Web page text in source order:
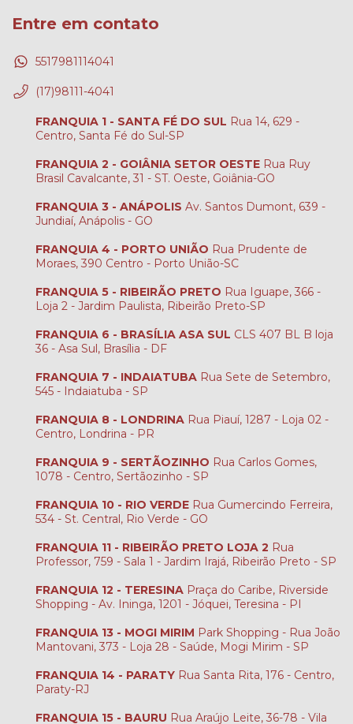
Entre em contato
5517981114041
(17)98111-4041
FRANQUIA 1 - SANTA FÉ DO SUL Rua 14, 629 -
Centro, Santa Fé do Sul-SP
FRANQUIA 2 - GOIÂNIA SETOR OESTE Rua Ruy
Brasil Cavalcante, 31 - ST. Oeste, Goiânia-GO
FRANQUIA 3 - ANÁPOLIS Av. Santos Dumont, 639 -
Jundiaí, Anápolis - GO
FRANQUIA 4 - PORTO UNIÃO Rua Prudente de
Moraes, 390 Centro - Porto União-SC
FRANQUIA 5 - RIBEIRÃO PRETO Rua Iguape, 366 -
Loja 2 - Jardim Paulista, Ribeirão Preto-SP
FRANQUIA 6 - BRASÍLIA ASA SUL CLS 407 BL B loja
36 - Asa Sul, Brasília - DF
FRANQUIA 7 - INDAIATUBA Rua Sete de Setembro,
545 - Indaiatuba - SP
FRANQUIA 8 - LONDRINA Rua Piauí, 1287 - Loja 02 -
Centro, Londrina - PR
FRANQUIA 9 - SERTÃOZINHO Rua Carlos Gomes,
1078 - Centro, Sertãozinho - SP
FRANQUIA 10 - RIO VERDE Rua Gumercindo Ferreira,
534 - St. Central, Rio Verde - GO
FRANQUIA 11 - RIBEIRÃO PRETO LOJA 2 Rua
Professor, 759 - Sala 1 - Jardim Irajá, Ribeirão Preto - SP
FRANQUIA 12 - TERESINA Praça do Caribe, Riverside
Shopping - Av. Ininga, 1201 - Jóquei, Teresina - PI
FRANQUIA 13 - MOGI MIRIM Park Shopping - Rua João
Mantovani, 373 - Loja 28 - Saúde, Mogi Mirim - SP
FRANQUIA 14 - PARATY Rua Santa Rita, 176 - Centro,
Paraty-RJ
FRANQUIA 15 - BAURU Rua Araújo Leite, 36-78 - Vila